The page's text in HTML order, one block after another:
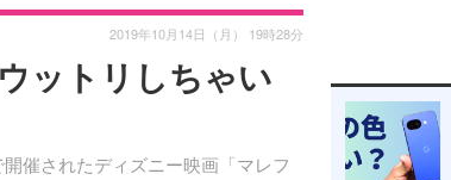
ットリしちゃい
催されたディズニー映画「マレフ
2019年10月14日（月） 19時28分